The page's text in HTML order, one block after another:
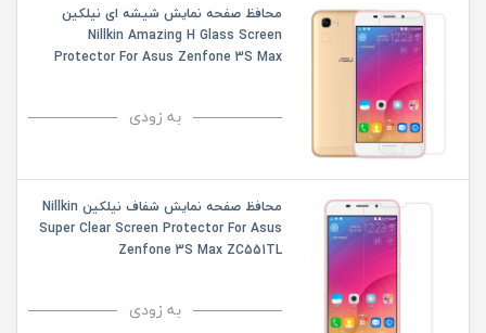
محافظ صفحه نمایش شیشه ای نیلکین
Nillkin Amazing H Glass Screen
Protector For Asus Zenfone 3S Max
به زودی
محافظ صفحه نمایش شفاف نیلکین Nillkin
Super Clear Screen Protector For Asus
Zenfone 3S Max ZC551TL
به زودی